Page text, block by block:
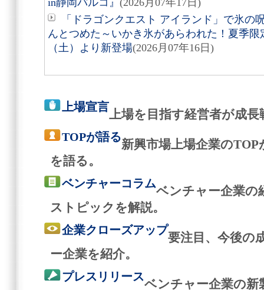
in静岡パルコ』 (2026月07年17日)
「ドラゴンクエスト アイランド」で氷の
んとつめた～いかき氷があらわれた！夏季
（土）より新登場(2026月07年16日)
上場宣言
上場を目指す経営者が成
TOPが語る
新興市場上場企業の
を語る。
ベンチャーコラム
ベンチャー企業の
ストピックを解説。
企業クローズアップ
要注目、今後の
ー企業を紹介。
プレスリリース
ベンチャー企業の新